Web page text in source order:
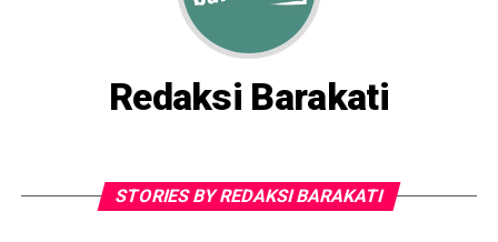
Redaksi Barakati
STORIES BY REDAKSI BARAKATI